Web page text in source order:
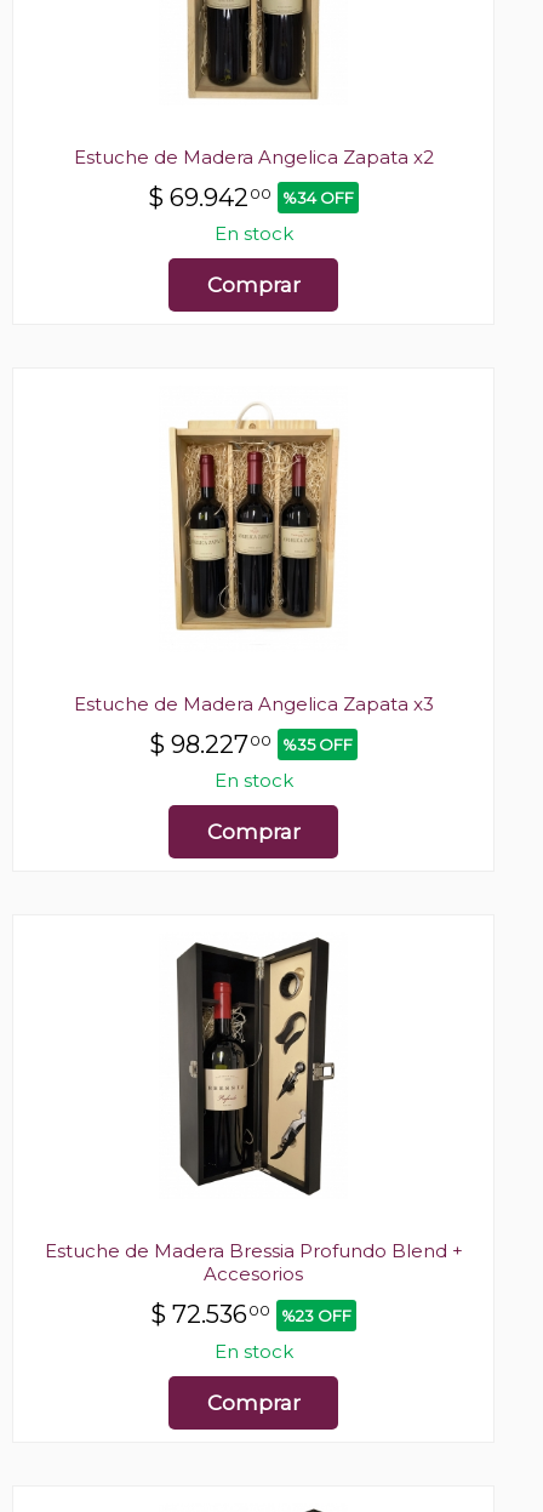
Estuche de Madera Angelica Zapata x2
$ 69.942 00 %34 OFF
En stock
Comprar
Estuche de Madera Angelica Zapata x3
$ 98.22700 %35 OFF
En stock
Comprar
Estuche de Madera Bressia Profundo Blend +
Accesorios
$ 72.53600 %23 OFF
En stock
Comprar